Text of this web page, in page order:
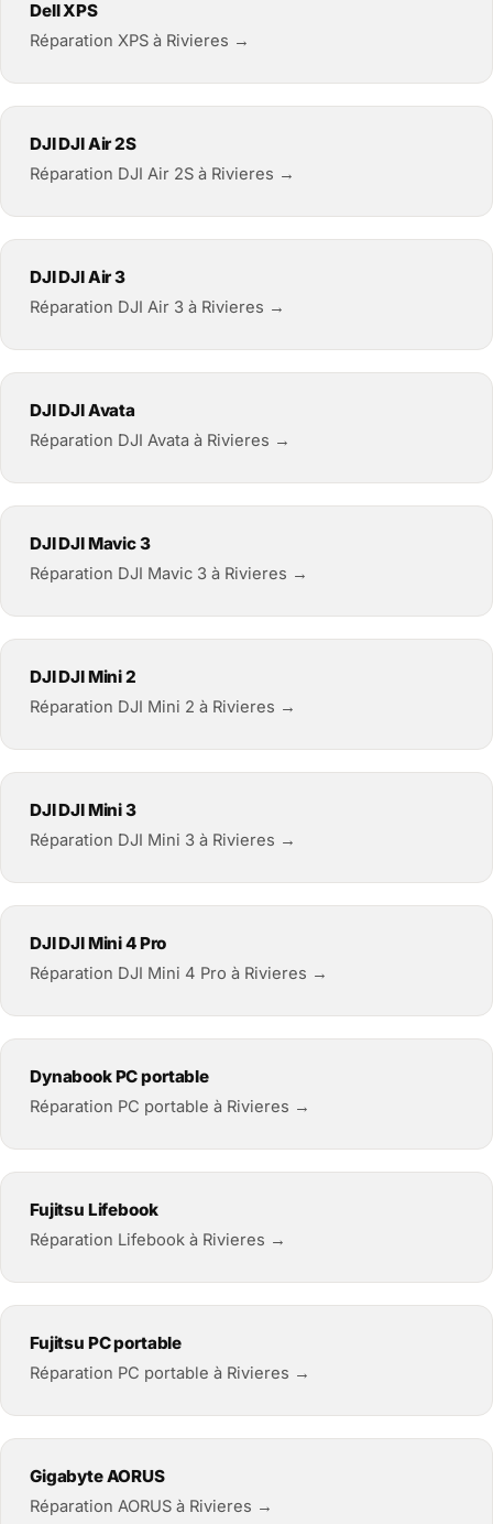
Dell XPS
Réparation XPS à Rivieres →
DJI DJI Air 2S
Réparation DJI Air 2S à Rivieres →
DJI DJI Air 3
Réparation DJI Air 3 à Rivieres →
DJI DJI Avata
Réparation DJI Avata à Rivieres →
DJI DJI Mavic 3
Réparation DJI Mavic 3 à Rivieres →
DJI DJI Mini 2
Réparation DJI Mini 2 à Rivieres →
DJI DJI Mini 3
Réparation DJI Mini 3 à Rivieres →
DJI DJI Mini 4 Pro
Réparation DJI Mini 4 Pro à Rivieres →
Dynabook PC portable
Réparation PC portable à Rivieres →
Fujitsu Lifebook
Réparation Lifebook à Rivieres →
Fujitsu PC portable
Réparation PC portable à Rivieres →
Gigabyte AORUS
Réparation AORUS à Rivieres →